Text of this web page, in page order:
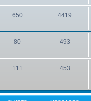
650 4419
80 493
111 453